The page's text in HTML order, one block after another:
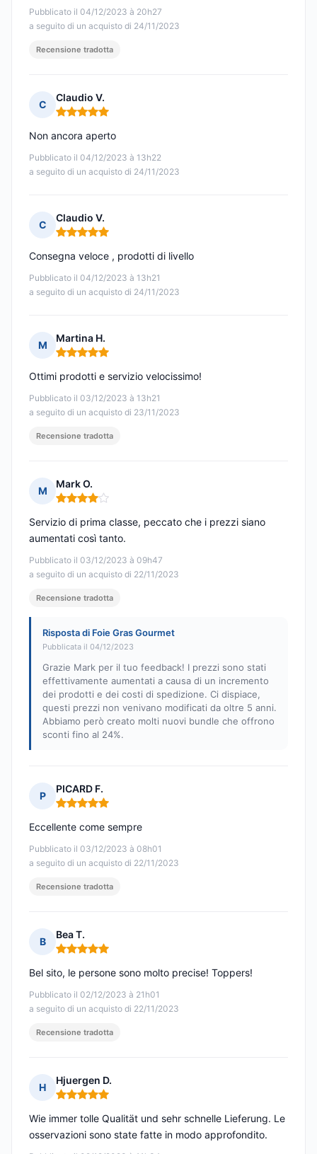
Pubblicato il 04/12/2023 à 20h27
a seguito di un acquisto di 24/11/2023
Recensione tradotta
C
Claudio V.
Nota: 5 su 5
Pubblicato il 04/12/2023 à 13h22
a seguito di un acquisto di 24/11/2023
Non ancora aperto
C
Claudio V.
Nota: 5 su 5
Pubblicato il 04/12/2023 à 13h21
a seguito di un acquisto di 24/11/2023
Consegna veloce , prodotti di livello
M
Martina H.
Nota: 5 su 5
Pubblicato il 03/12/2023 à 13h21
a seguito di un acquisto di 23/11/2023
Ottimi prodotti e servizio velocissimo!
Recensione tradotta
M
Mark O.
Nota: 4 su 5
Pubblicato il 03/12/2023 à 09h47
a seguito di un acquisto di 22/11/2023
Servizio di prima classe, peccato che i prezzi siano
aumentati così tanto.
Recensione tradotta
Risposta di Foie Gras Gourmet
Pubblicata il 04/12/2023
Grazie Mark per il tuo feedback! I prezzi sono stati
effettivamente aumentati a causa di un incremento
dei prodotti e dei costi di spedizione. Ci dispiace,
questi prezzi non venivano modificati da oltre 5 anni.
Abbiamo però creato molti nuovi bundle che offrono
sconti fino al 24%.
P
PICARD F.
Nota: 5 su 5
Pubblicato il 03/12/2023 à 08h01
a seguito di un acquisto di 22/11/2023
Eccellente come sempre
Recensione tradotta
B
Bea T.
Nota: 5 su 5
Pubblicato il 02/12/2023 à 21h01
a seguito di un acquisto di 22/11/2023
Bel sito, le persone sono molto precise! Toppers!
Recensione tradotta
H
Hjuergen D.
Nota: 5 su 5
Wie immer tolle Qualität und sehr schnelle Lieferung. Le
osservazioni sono state fatte in modo approfondito.